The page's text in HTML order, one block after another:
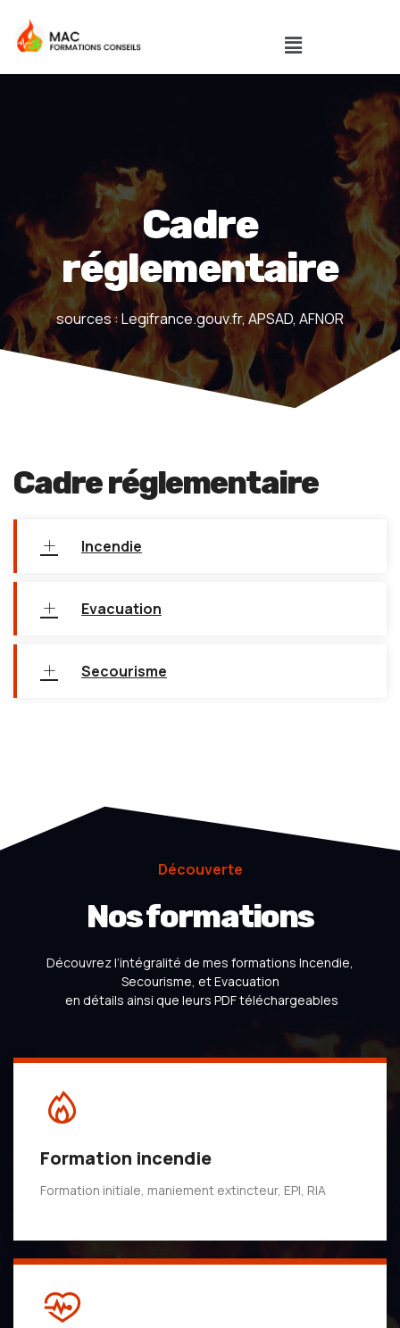
Cadre
réglementaire
sources : Legifrance.gouv.fr, APSAD, AFNOR
Cadre réglementaire
Incendie
Evacuation
Secourisme
Découverte
Nos formations
Découvrez l’intégralité de mes formations Incendie,
Secourisme, et Evacuation
en détails ainsi que leurs PDF téléchargeables
Formation incendie
Formation initiale, maniement extincteur, EPI, RIA